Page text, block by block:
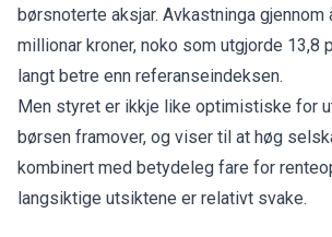
børsnoterte aksjar. Avkastninga gjennom
millionar kroner, noko som utgjorde 13,8
langt betre enn referanseindeksen.
Men styret er ikkje like optimistiske for
børsen framover, og viser til at høg
kombinert med betydeleg fare for
langsiktige utsiktene er relativt svake.